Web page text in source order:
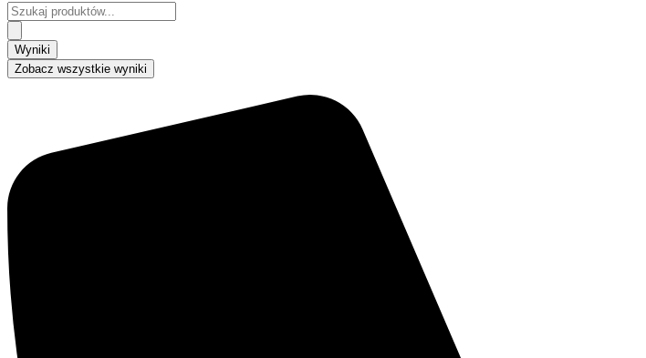
Search
...
Wyniki
Zobacz wszystkie wyniki